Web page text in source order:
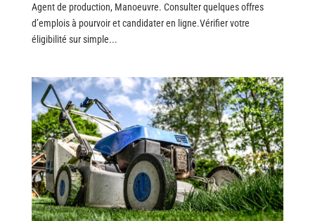
Agent de production, Manoeuvre. Consulter quelques offres
d’emplois à pourvoir et candidater en ligne.Vérifier votre
éligibilité sur simple...